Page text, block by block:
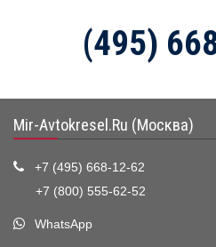
(495)
Mir-Avtokresel.Ru (Москва)
+7 (495) 668-12-62
+7 (800) 555-62-52
WhatsApp